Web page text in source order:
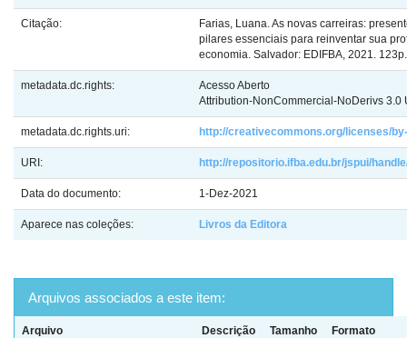
Citação:
Farias, Luana. As novas carreiras:
pilares essenciais para reinventar sua
economia. Salvador: EDIFBA, 2021. 123p.
metadata.dc.rights:
Acesso Aberto
Attribution-NonCommercial-NoDerivs 3.0
metadata.dc.rights.uri: http://creativecommons.org/licenses/
URI: http://repositorio.ifba.edu.br/jspui/
Data do documento: 1-Dez-2021
Aparece nas coleções: Livros da Editora
Arquivos associados a este item:
Arquivo Descrição Tamanho Formato